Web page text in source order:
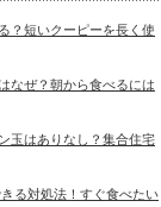
？短いクーピーを長く使
なぜ？朝から食べるには
玉はありなし？集合住宅
る対処法！すぐ食べたい